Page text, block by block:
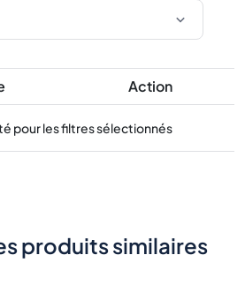
Action
pour les filtres sélectionnés
produits similaires